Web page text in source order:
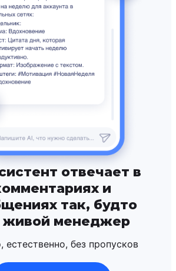
отвечает в
и
так, будто
живой менеджер
естественно, без пропусков